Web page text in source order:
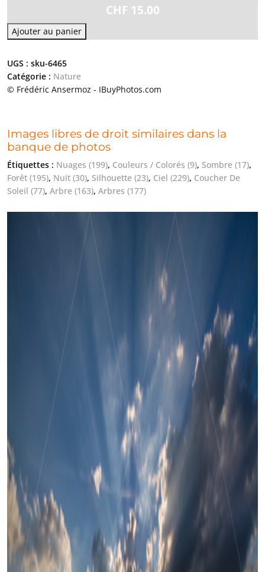
CHF 15.00
Ajouter au panier
UGS : sku-6465
Catégorie : Nature
© Frédéric Ansermoz - IBuyPhotos.com
Images libres de droit similaires dans la
banque de photos
Étiquettes : Nuages (199), Couleurs / Colorés (9), Sombre (17),
Forêt (195), Nuit (30), Silhouette (23), Ciel (229), Coucher De
Soleil (77), Arbre (163), Arbres (177)